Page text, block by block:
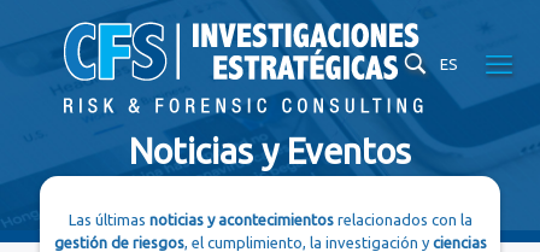
ES
Noticias y Eventos
Las últimas noticias y acontecimientosrelacionados con la
gestión de riesgos, el cumplimiento, la investigación yciencias